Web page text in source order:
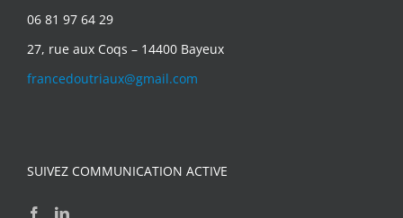
06 81 97 64 29
27, rue aux Coqs – 14400 Bayeux
francedoutriaux@gmail.com
SUIVEZ COMMUNICATION ACTIVE